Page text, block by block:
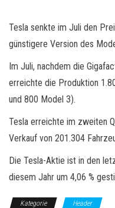
Tesla senkte im Juli den
günstigere Version des
Im Juli, nachdem die
erreichte die Produktion
und 800 Model 3).
Tesla erreichte im zweiten
Verkauf von 201.304
Die Tesla-Aktie ist in den
diesem Jahr um 4,06 %
Kategorie Header